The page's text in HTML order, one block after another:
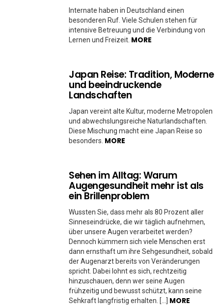
Internate haben in Deutschland einen
besonderen Ruf. Viele Schulen stehen für
intensive Betreuung und die Verbindung von
Lernen und Freizeit. MORE
Japan Reise: Tradition, Moderne
und beeindruckende
Landschaften
Japan vereint alte Kultur, moderne Metropolen
und abwechslungsreiche Naturlandschaften.
Diese Mischung macht eine Japan Reise so
besonders. MORE
Sehen im Alltag: Warum
Augengesundheit mehr ist als
ein Brillenproblem
Wussten Sie, dass mehr als 80 Prozent aller
Sinneseindrücke, die wir täglich aufnehmen,
über unsere Augen verarbeitet werden?
Dennoch kümmern sich viele Menschen erst
dann ernsthaft um ihre Sehgesundheit, sobald
der Augenarzt bereits von Veränderungen
spricht. Dabei lohnt es sich, rechtzeitig
hinzuschauen, denn wer seine Augen
frühzeitig und bewusst schützt, kann seine
Sehkraft langfristig erhalten. […] MORE